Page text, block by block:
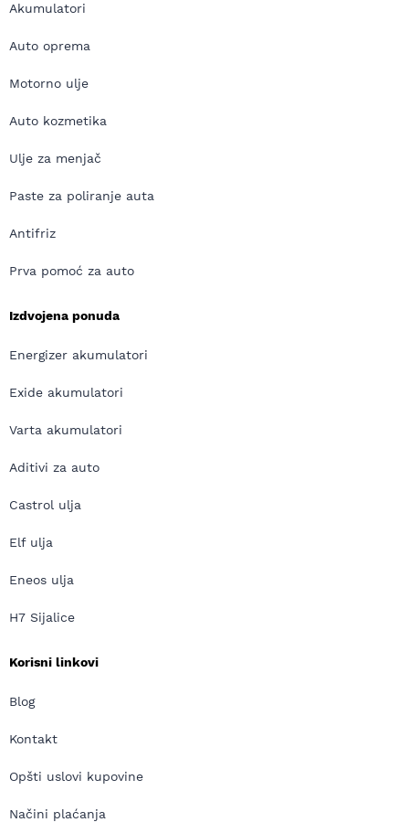
Akumulatori
Auto oprema
Motorno ulje
Auto kozmetika
Ulje za menjač
Paste za poliranje auta
Antifriz
Prva pomoć za auto
Izdvojena ponuda
Energizer akumulatori
Exide akumulatori
Varta akumulatori
Aditivi za auto
Castrol ulja
Elf ulja
Eneos ulja
H7 Sijalice
Korisni linkovi
Blog
Kontakt
Opšti uslovi kupovine
Načini plaćanja